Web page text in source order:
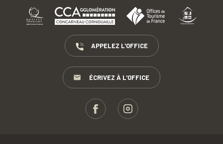
APPELEZ L'OFFICE
ÉCRIVEZ À L'OFFICE